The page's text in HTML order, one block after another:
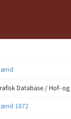
Database / Hof-
1872